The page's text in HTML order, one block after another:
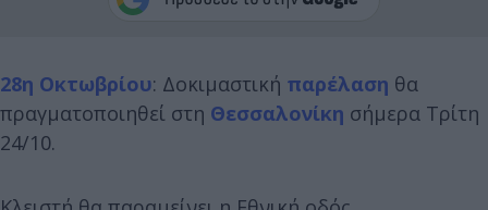
28η Οκτωβρίου: Δοκιμαστική παρέλαση θα
πραγματοποιηθεί στη Θεσσαλονίκη σήμερα Τρίτη
24/10.